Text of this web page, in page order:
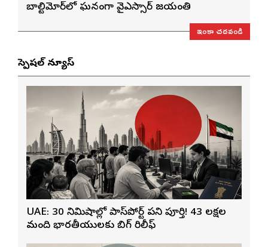
బాల్టిమోర్‌లో ఘనంగా వైఎస్సార్‌ జయంతి
ఇంకా చదవండి
స్పెషల్ న్యూస్
UAE: 30 నిమిషాల్లో పాస్‌పోర్ట్ పని పూర్తి! 43 లక్షల
మంది భారతీయులకు బిగ్ రిలీఫ్